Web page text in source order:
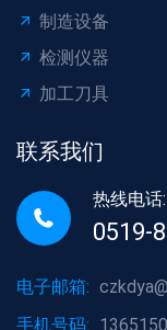
制造设备
检测仪器
加工刀具
联系我们
热线电话:
0519-
电子邮箱:
手机号码: